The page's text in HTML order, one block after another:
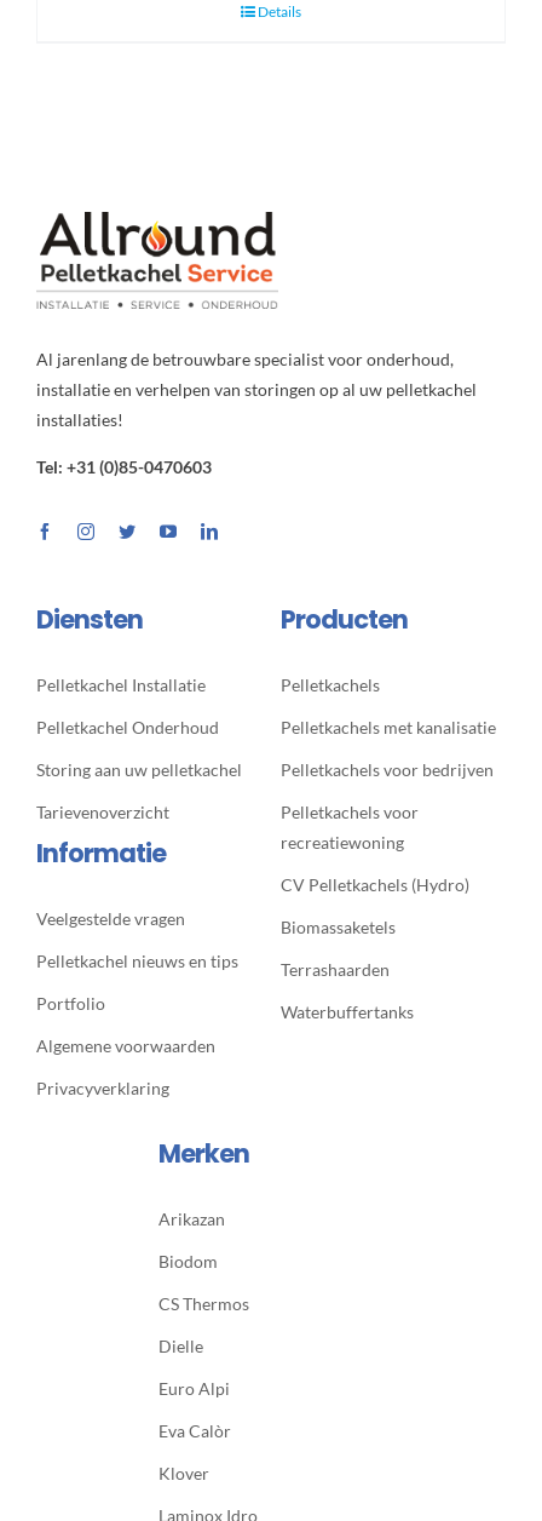
Details
Al jarenlang de betrouwbare specialist voor onderhoud,
installatie en verhelpen van storingen op al uw pelletkachel
installaties!
Tel: +31 (0)85-0470603
Diensten
Pelletkachel Installatie
Pelletkachel Onderhoud
Storing aan uw pelletkachel
Tarievenoverzicht
Informatie
Veelgestelde vragen
Pelletkachel nieuws en tips
Portfolio
Algemene voorwaarden
Privacyverklaring
Producten
Pelletkachels
Pelletkachels met kanalisatie
Pelletkachels voor bedrijven
Pelletkachels voor
recreatiewoning
CV Pelletkachels (Hydro)
Biomassaketels
Terrashaarden
Waterbuffertanks
Merken
Arikazan
Biodom
CS Thermos
Dielle
Euro Alpi
Eva Calòr
Klover
Laminox Idro